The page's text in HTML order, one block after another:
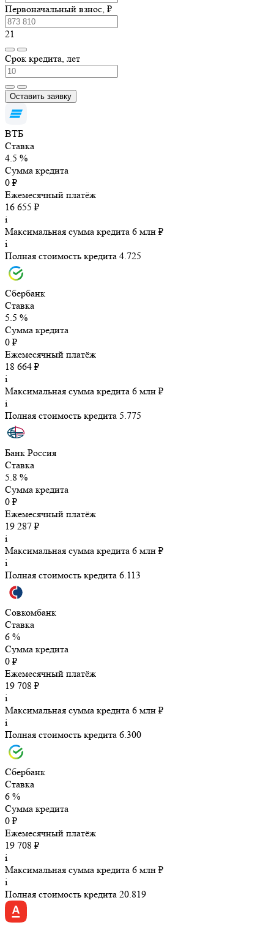
Первоначальный взнос, ₽
21
Срок кредита, лет
Оставить заявку
ВТБ
Ставка
4.5 %
Сумма кредита
0 ₽
Ежемесячный платёж
16 655 ₽
i
Максимальная сумма кредита 6 млн ₽
i
Полная стоимость кредита 4.725
Сбербанк
Ставка
5.5 %
Сумма кредита
0 ₽
Ежемесячный платёж
18 664 ₽
i
Максимальная сумма кредита 6 млн ₽
i
Полная стоимость кредита 5.775
Банк Россия
Ставка
5.8 %
Сумма кредита
0 ₽
Ежемесячный платёж
19 287 ₽
i
Максимальная сумма кредита 6 млн ₽
i
Полная стоимость кредита 6.113
Совкомбанк
Ставка
6 %
Сумма кредита
0 ₽
Ежемесячный платёж
19 708 ₽
i
Максимальная сумма кредита 6 млн ₽
i
Полная стоимость кредита 6.300
Сбербанк
Ставка
6 %
Сумма кредита
0 ₽
Ежемесячный платёж
19 708 ₽
i
Максимальная сумма кредита 6 млн ₽
i
Полная стоимость кредита 20.819